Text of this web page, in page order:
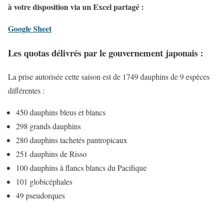
à votre disposition via un Excel partagé :
Google Sheet
Les quotas délivrés par le gouvernement japonais :
La prise autorisée cette saison est de 1749 dauphins de 9 espèces
différentes :
450 dauphins bleus et blancs
298 grands dauphins
280 dauphins tachetés pantropicaux
251 dauphins de Risso
100 dauphins à flancs blancs du Pacifique
101 globicéphales
49 pseudorques